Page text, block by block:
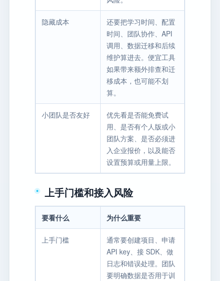
隐藏成本
还要把学习时间、配置
时间、团队协作、API
调用、数据迁移和后续
维护算进去。便宜工具
如果带来额外排查和迁
移成本，也可能不划
算。
小团队是否友好
优先看是否能免费试
用、是否有个人版或小
团队方案、是否必须进
入企业报价，以及能否
设置预算或用量上限。
上手门槛和接入风险
要看什么 为什么重要
上手门槛
通常要创建项目、申请
API key、接 SDK、做
日志和错误处理。团队
要明确数据是否用于训